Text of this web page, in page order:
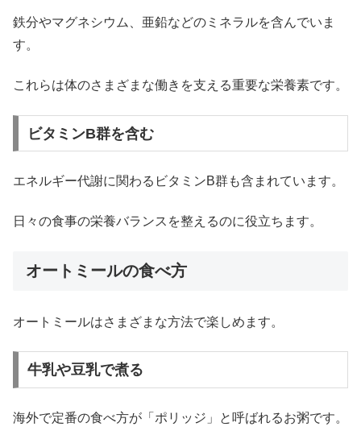
鉄分やマグネシウム、亜鉛などのミネラルを含んでいま
す。
これらは体のさまざまな働きを支える重要な栄養素です。
ビタミンB群を含む
エネルギー代謝に関わるビタミンB群も含まれています。
日々の食事の栄養バランスを整えるのに役立ちます。
オートミールの食べ方
オートミールはさまざまな方法で楽しめます。
牛乳や豆乳で煮る
海外で定番の食べ方が「ポリッジ」と呼ばれるお粥です。